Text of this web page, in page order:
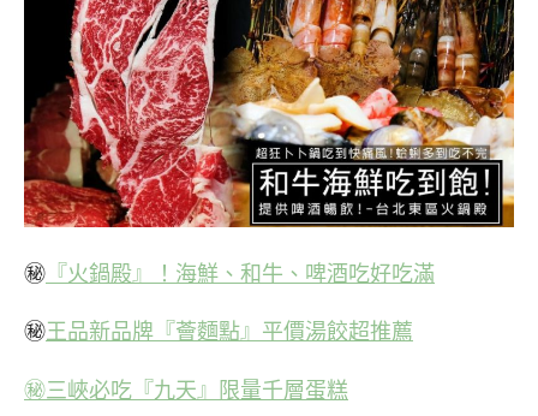
㊙ 『火鍋殿』！海鮮、和牛、啤酒吃好吃滿
㊙王品新品牌『薈麵點』平價湯餃超推薦
㊙三峽必吃『九天』限量千層蛋糕